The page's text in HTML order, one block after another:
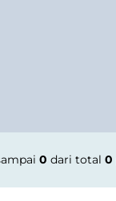
0 dari total 0